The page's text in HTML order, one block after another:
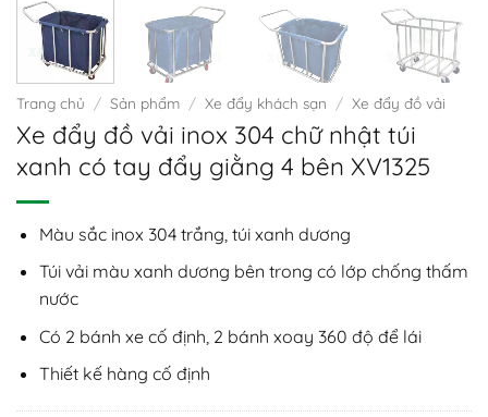
Trang chủ / Sản phẩm / Xe đẩy khách sạn / Xe đẩy đồ vải
Xe đẩy đồ vải inox 304 chữ nhật túi
xanh có tay đẩy giằng 4 bên XV1325
Màu sắc inox 304 trắng, túi xanh dương
Túi vải màu xanh dương bên trong có lớp chống thấm
nước
Có 2 bánh xe cố định, 2 bánh xoay 360 độ để lái
Thiết kế hàng cố định